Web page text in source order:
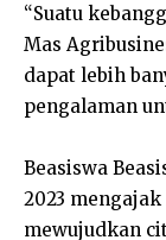
“Suatu
Mas
dapat lebih
pengalaman
Beasiswa
2023
mewujudkan